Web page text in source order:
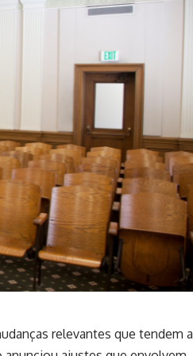
relevantes que tendem a